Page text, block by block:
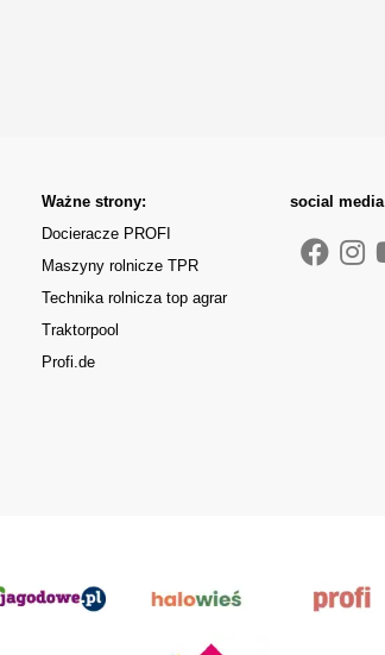
Ważne strony:
Docieracze PROFI
Maszyny rolnicze TPR
Technika rolnicza top agrar
Traktorpool
Profi.de
social media